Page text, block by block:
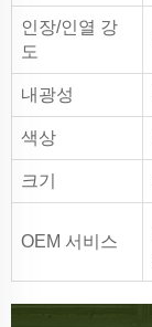
인장/인열 강
도
내광성
색상
크기
OEM 서비스